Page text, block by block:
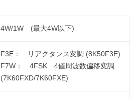
4W/1W (最大4W以下)
F3E： リアクタンス変調 (8K50F3E)
F7W： 4FSK 4値周波数偏移変調
(7K60FXD/7K60FXE)